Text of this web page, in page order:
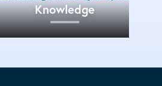
โครงการที่มีศักยภาพสูงอีกด้วย
Knowledge